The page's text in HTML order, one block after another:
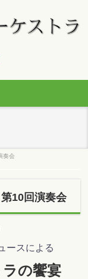
奏会
10回演奏会
ースによる
の饗宴